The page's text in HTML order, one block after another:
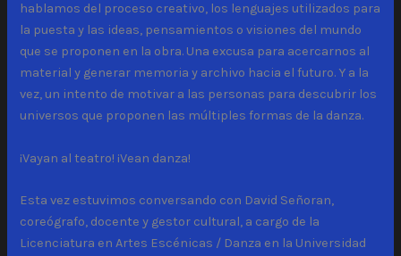
hablamos del proceso creativo, los lenguajes utilizados para
la puesta y las ideas, pensamientos o visiones del mundo
que se proponen en la obra. Una excusa para acercarnos al
material y generar memoria y archivo hacia el futuro. Y a la
vez, un intento de motivar a las personas para descubrir los
universos que proponen las múltiples formas de la danza.
¡Vayan al teatro! ¡Vean danza!
Esta vez estuvimos conversando con David Señoran,
coreógrafo, docente y gestor cultural, a cargo de la
Licenciatura en Artes Escénicas / Danza en la Universidad